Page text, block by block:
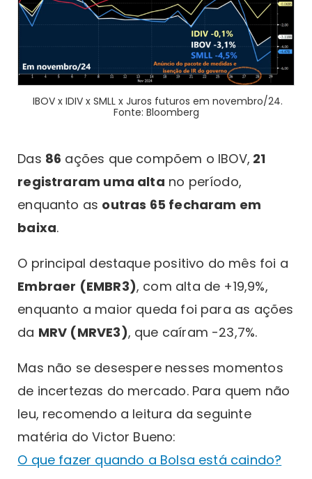
IBOV x IDIV x SMLL x Juros futuros em novembro/24.
Fonte: Bloomberg
Das 86 ações que compõem o IBOV, 21
registraram uma alta no período,
enquanto as outras 65 fecharam em
baixa.
O principal destaque positivo do mês foi a
Embraer (EMBR3), com alta de +19,9%,
enquanto a maior queda foi para as ações
da MRV (MRVE3), que caíram -23,7%.
Mas não se desespere nesses momentos
de incertezas do mercado. Para quem não
leu, recomendo a leitura da seguinte
matéria do Victor Bueno:
O que fazer quando a Bolsa está caindo?